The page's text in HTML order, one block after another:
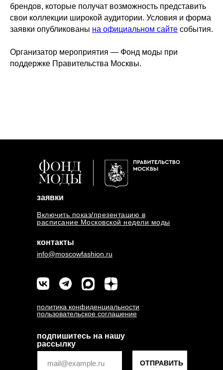
брендов, которые получат возможность представить
свои коллекции широкой аудитории. Условия и форма
заявки опубликованы на официальном сайте события.
Организатор мероприятия — Фонд моды при
поддержке Правительства Москвы.
подпишитесь на нашу
рассылку
политика конфиденциальности
пользовательское соглашение
контакты
info@moscowfashion.ru
заявки
Включить показ/презентацию в
расписание Московской недели моды
ОТПРАВИТЬ